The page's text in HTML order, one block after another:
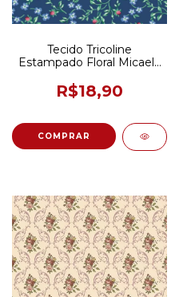
Tecido Tricoline
Estampado Floral Micaela
R$18,90